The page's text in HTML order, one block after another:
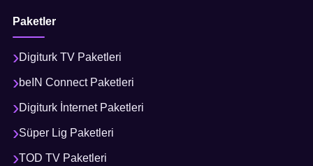
Paketler
Digiturk TV Paketleri
beIN Connect Paketleri
Digiturk İnternet Paketleri
Süper Lig Paketleri
TOD TV Paketleri